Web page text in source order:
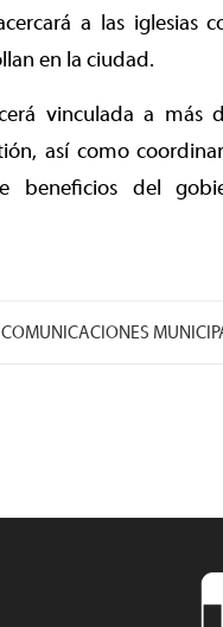
a las iglesias
en la ciudad.
vinculada a más
así como
beneficios del
COMUNICACIONES